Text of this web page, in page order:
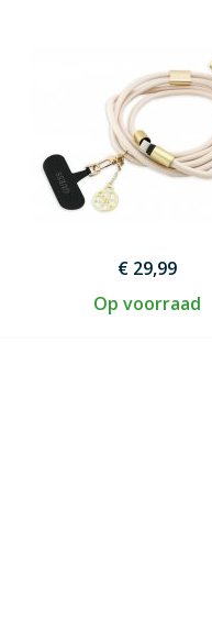
€ 29,99
Op voorraad